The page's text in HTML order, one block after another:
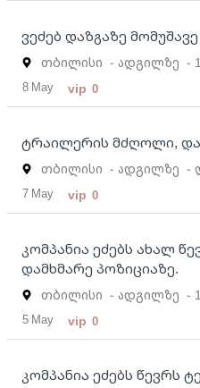
ვეძებ დაზგაზე
თბილისი - ადგილზე -
8 May vip 0
ტრაილერის მძღოლი,
თბილისი - ადგილზე -
7 May vip 0
კომპანია ეძებს ახალ
დამხმარე პოზიციაზე.
თბილისი - ადგილზე -
5 May vip 0
კომპანია ეძებს წევრს